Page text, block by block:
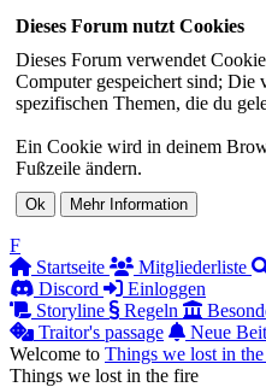
Dieses Forum nutzt Cookies
Dieses Forum verwendet
Computer gespeichert sind; Die
spezifischen Themen, die du
Ein Cookie wird in deinem
Fußzeile ändern.
F
Startseite
Mitgliederliste
Discord
Einloggen
Storyline
Regeln
Traitor's passage
Neue
Welcome to Things we lost in the
Things we lost in the fire